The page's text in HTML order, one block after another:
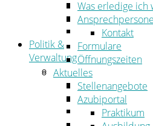
Amtsblatt
Öffentliche
Politik &
Verwaltung
Politik
Kreistag
Was erledige ich
Kontakt
Formulare
Öffnungszeiten
Aktuelles
Stellenangebote
Azubiportal
Praktikum